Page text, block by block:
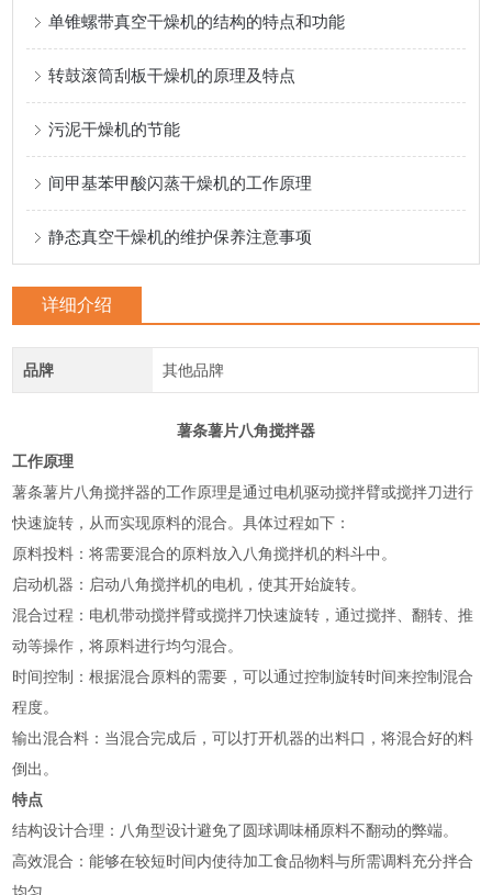
单锥螺带真空干燥机的结构的特点和功能
转鼓滚筒刮板干燥机的原理及特点
污泥干燥机的节能
间甲基苯甲酸闪蒸干燥机的工作原理
静态真空干燥机的维护保养注意事项
详细介绍
品牌 其他品牌
薯条薯片八角搅拌器
工作原理
薯条薯片八角搅拌器的工作原理‌是通过电机驱动搅拌臂或搅拌刀进行
快速旋转，从而实现原料的混合。具体过程如下：
‌原料投料‌：将需要混合的原料放入八角搅拌机的料斗中。
‌启动机器‌：启动八角搅拌机的电机，使其开始旋转。
‌混合过程‌：电机带动搅拌臂或搅拌刀快速旋转，通过搅拌、翻转、推
动等操作，将原料进行均匀混合。
‌时间控制‌：根据混合原料的需要，可以通过控制旋转时间来控制混合
程度。
‌输出混合料‌：当混合完成后，可以打开机器的出料口，将混合好的料
倒出‌。
特点
‌结构设计合理‌：八角型设计避免了圆球调味桶原料不翻动的弊端。
‌高效混合‌：能够在较短时间内使待加工食品物料与所需调料充分拌合